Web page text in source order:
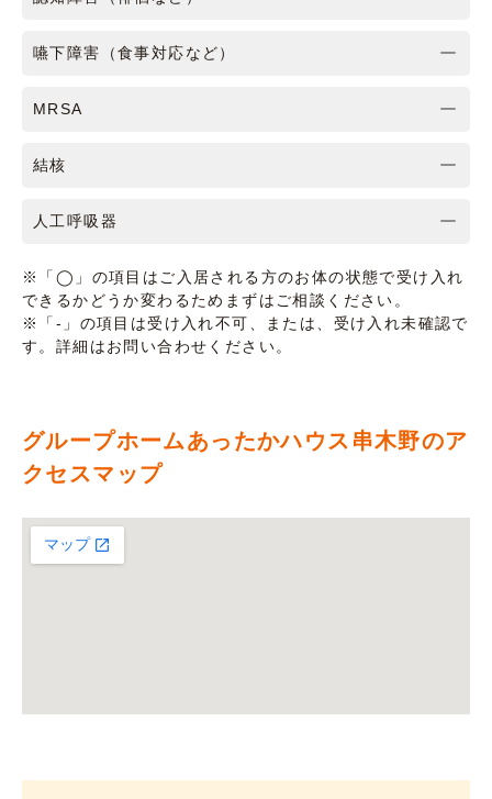
嚥下障害（食事対応など）
MRSA
結核
人工呼吸器
※「◯」の項目はご入居される方のお体の状態で受け入れ
できるかどうか変わるためまずはご相談ください。
※「-」の項目は受け入れ不可、または、受け入れ未確認で
す。詳細はお問い合わせください。
グループホームあったかハウス串木野のア
クセスマップ